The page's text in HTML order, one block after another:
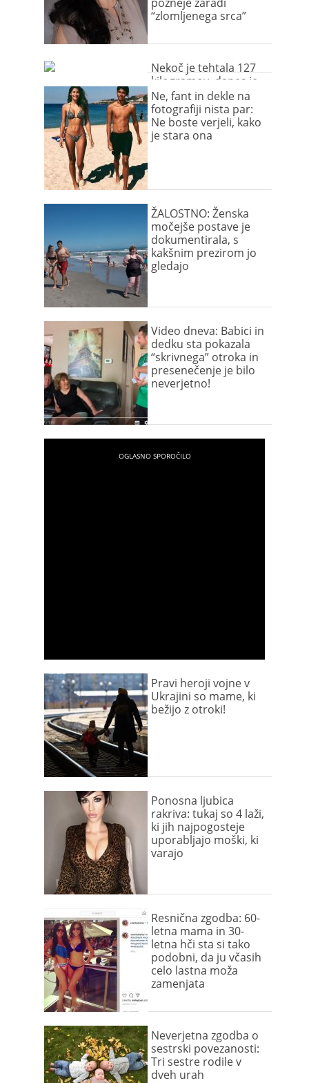
“zlomljenega srca”
Nekoč je tehtala 127
kilogramov, danes je
navdih ženskam po
vsem svetu!
Ne, fant in dekle na
fotografiji nista par:
Ne boste verjeli, kako
je stara ona
ŽALOSTNO: Ženska
močejše postave je
dokumentirala, s
kakšnim prezirom jo
gledajo
Video dneva: Babici in
dedku sta pokazala
“skrivnega” otroka in
presenečenje je bilo
neverjetno!
Pravi heroji vojne v
Ukrajini so mame, ki
bežijo z otroki!
Ponosna ljubica
rakriva: tukaj so 4 laži,
ki jih najpogosteje
uporabljajo moški, ki
varajo
Resnična zgodba: 60-
letna mama in 30-
letna hči sta si tako
podobni, da ju včasih
celo lastna moža
zamenjata
Neverjetna zgodba o
sestrski povezanosti:
Tri sestre rodile v
dveh urah